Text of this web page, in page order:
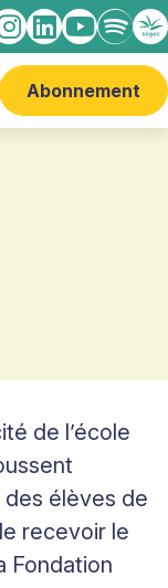
Abonnement
linkedinYoutube
Spotify
de l’école
des élèves de
recevoir le
Fondation